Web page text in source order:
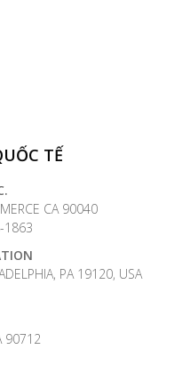
TẾ
CA 90040
1863
PA 19120, USA
90712